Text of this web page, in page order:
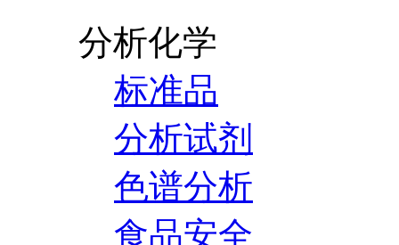
分析化学
标准品
分析试剂
色谱分析
食品安全